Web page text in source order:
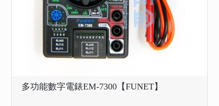
多功能數字電錶EM-7300【FUNET】